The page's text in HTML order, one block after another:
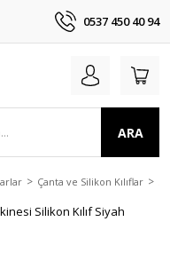
0537 450 40 94
ARA
Çanta ve Silikon Kılıflar